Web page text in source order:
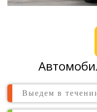
Выедем в